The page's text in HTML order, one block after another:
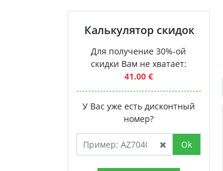
Калькулятор скидок
Для получение 30%-ой
скидки Вам не хватает:
41.00 €
У Вас уже есть дисконтный
номер?
Ok